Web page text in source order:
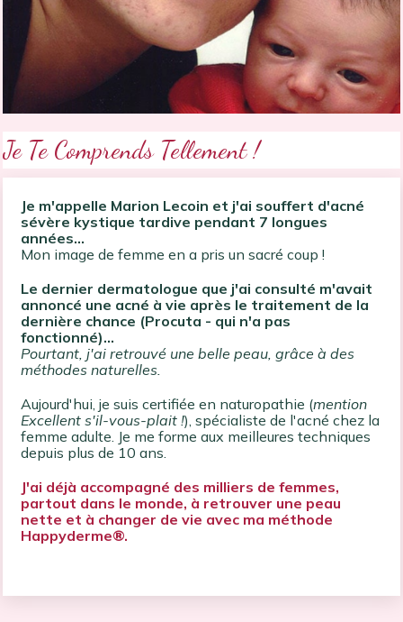
Je Te Comprends Tellement !
Je m'appelle Marion Lecoin et j'ai souffert d'acné
sévère kystique tardive pendant 7 longues
années...
Mon image de femme en a pris un sacré coup !
Le dernier dermatologue que j'ai consulté m'avait
annoncé une acné à vie après le traitement de la
dernière chance (Procuta - qui n'a pas
fonctionné)...
Pourtant, j'ai retrouvé une belle peau, grâce à des
méthodes naturelles.
Aujourd'hui, je suis certifiée en naturopathie (mention
Excellent s'il-vous-plait !), spécialiste de l'acné chez la
femme adulte. Je me forme aux meilleures techniques
depuis plus de 10 ans.
J'ai déjà accompagné des milliers de femmes,
partout dans le monde, à retrouver une peau
nette et à changer de vie avec ma méthode
Happyderme®.